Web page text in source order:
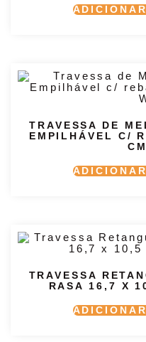
TRAVESSA DE
EMPILHÁVEL C/
TRAVESSA
RASA 16,7 X